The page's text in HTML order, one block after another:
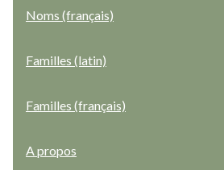
Noms (français)
Familles (latin)
Familles (français)
A propos